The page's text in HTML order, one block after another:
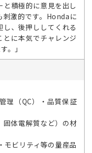
積極的に意見を出し
刺激的です。Hondaに
、後押ししてくれる
に本気でチャレンジ
。」
理（QC）・品質保証
固体電解質など）の材
モビリティ等の量産品